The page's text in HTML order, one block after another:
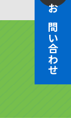
お問い合わせ